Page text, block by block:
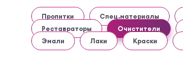
Пропитки Спец.материалы
Реставраторы
Очистители
Эмали
Лаки Краски